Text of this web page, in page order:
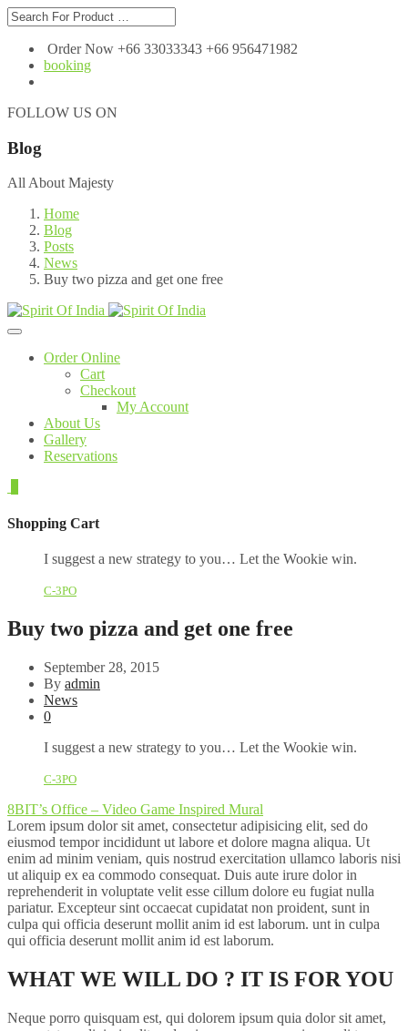
Order Now +66 33033343 +66 956471982
booking
FOLLOW US ON
Blog
All About Majesty
Home
Blog
Posts
News
Buy two pizza and get one free
Order Online
Cart
Checkout
My Account
About Us
Gallery
Reservations
Shopping Cart
I suggest a new strategy to you… Let the Wookie win.
C-3PO
Buy two pizza and get one free
September 28, 2015
By admin
News
0
I suggest a new strategy to you… Let the Wookie win.
C-3PO
8BIT’s Office – Video Game Inspired Mural
Lorem ipsum dolor sit amet, consectetur adipisicing elit, sed do
eiusmod tempor incididunt ut labore et dolore magna aliqua. Ut
enim ad minim veniam, quis nostrud exercitation ullamco laboris nisi
ut aliquip ex ea commodo consequat. Duis aute irure dolor in
reprehenderit in voluptate velit esse cillum dolore eu fugiat nulla
pariatur. Excepteur sint occaecat cupidatat non proident, sunt in
culpa qui officia deserunt mollit anim id est laborum. unt in culpa
qui officia deserunt mollit anim id est laborum.
WHAT WE WILL DO ? IT IS FOR YOU
Neque porro quisquam est, qui dolorem ipsum quia dolor sit amet,